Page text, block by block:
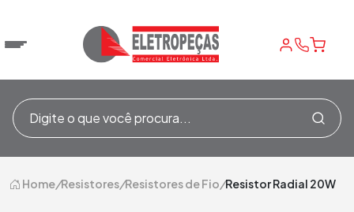
Home/Resistores/Resistores de Fio/Resistor Radial 20W